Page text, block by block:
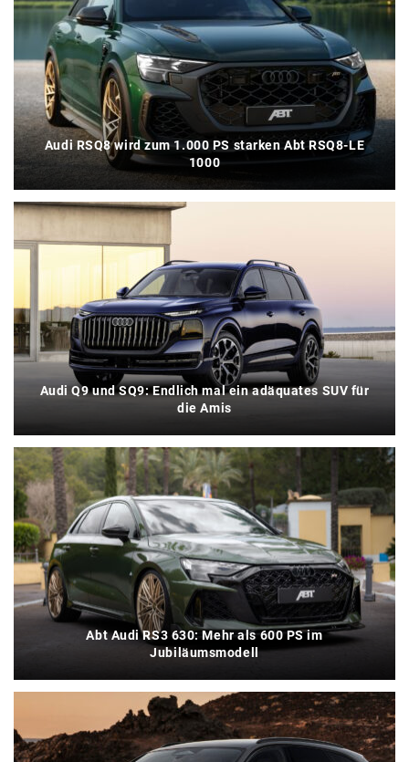
Audi RSQ8 wird zum 1.000 PS starken Abt RSQ8-LE
1000
Audi Q9 und SQ9: Endlich mal ein adäquates SUV für
die Amis
Abt Audi RS3 630: Mehr als 600 PS im
Jubiläumsmodell